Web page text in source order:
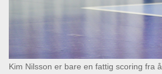
Kim Nilsson er bare en fattig scoring fra